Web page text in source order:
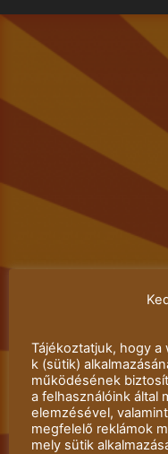
Tájékoztatjuk, hogy
k (sütik)
működésének
a felhasználóink által
elemzésével,
megfelelő reklámok
mely sütik